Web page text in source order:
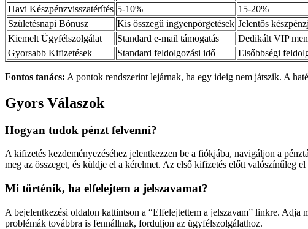
Havi Készpénzvisszatérítés 5-10%
15-20%
Születésnapi Bónusz
Kis összegű ingyenpörgetések Jelentős
Kiemelt Ügyfélszolgálat
Standard e-mail támogatás
Dedikált VIP
Gyorsabb Kifizetések
Standard feldolgozási idő Elsőbbségi
Fontos tanács: A pontok rendszerint lejárnak, ha egy ideig nem játszik. A
Gyors Válaszok
Hogyan tudok pénzt felvenni?
A kifizetés kezdeményezéséhez jelentkezzen be a fiókjába, navigáljon a
meg az összeget, és küldje el a kérelmet. Az első kifizetés előtt valószínűleg
Mi történik, ha elfelejtem a jelszavamat?
A bejelentkezési oldalon kattintson a “Elfelejtettem a jelszavam” linkre.
problémák továbbra is fennállnak, forduljon az ügyfélszolgálathoz.